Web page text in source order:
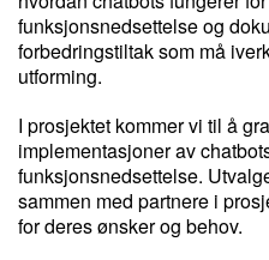
funksjonsnedsettelse og
forbedringstiltak som må
utforming.
I prosjektet kommer vi til å
implementasjoner av
funksjonsnedsettelse.
sammen med partnere i
for deres ønsker og behov.